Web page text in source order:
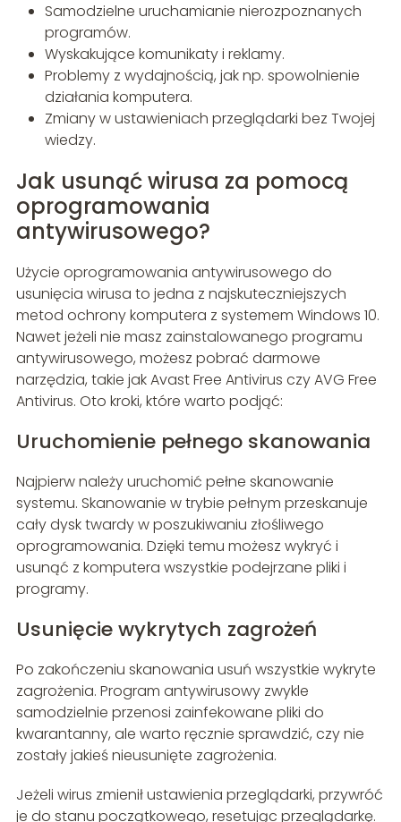
Samodzielne uruchamianie nierozpoznanych
programów.
Wyskakujące komunikaty i reklamy.
Problemy z wydajnością, jak np. spowolnienie
działania komputera.
Zmiany w ustawieniach przeglądarki bez Twojej
wiedzy.
Jak usunąć wirusa za pomocą
oprogramowania
antywirusowego?
Użycie oprogramowania antywirusowego do
usunięcia wirusa to jedna z najskuteczniejszych
metod ochrony komputera z systemem Windows 10.
Nawet jeżeli nie masz zainstalowanego programu
antywirusowego, możesz pobrać darmowe
narzędzia, takie jak Avast Free Antivirus czy AVG Free
Antivirus. Oto kroki, które warto podjąć:
Uruchomienie pełnego skanowania
Najpierw należy uruchomić pełne skanowanie
systemu. Skanowanie w trybie pełnym przeskanuje
cały dysk twardy w poszukiwaniu złośliwego
oprogramowania. Dzięki temu możesz wykryć i
usunąć z komputera wszystkie podejrzane pliki i
programy.
Usunięcie wykrytych zagrożeń
Po zakończeniu skanowania usuń wszystkie wykryte
zagrożenia. Program antywirusowy zwykle
samodzielnie przenosi zainfekowane pliki do
kwarantanny, ale warto ręcznie sprawdzić, czy nie
zostały jakieś nieusunięte zagrożenia.
Jeżeli wirus zmienił ustawienia przeglądarki, przywróć
je do stanu początkowego, resetując przeglądarkę.